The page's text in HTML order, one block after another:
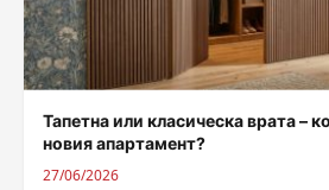
Тапетна или класическа врата –
новия апартамент?
27/06/2026